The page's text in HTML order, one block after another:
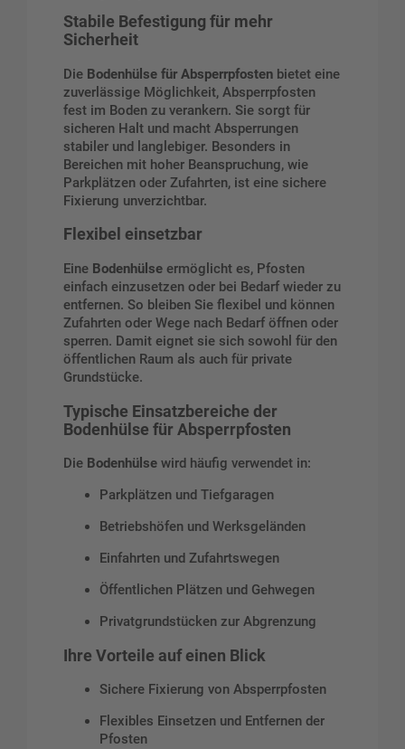
Stabile Befestigung für mehr
Sicherheit
Die Bodenhülse für Absperrpfosten bietet eine
zuverlässige Möglichkeit, Absperrpfosten
fest im Boden zu verankern. Sie sorgt für
sicheren Halt und macht Absperrungen
stabiler und langlebiger. Besonders in
Bereichen mit hoher Beanspruchung, wie
Parkplätzen oder Zufahrten, ist eine sichere
Fixierung unverzichtbar.
Flexibel einsetzbar
Eine Bodenhülse ermöglicht es, Pfosten
einfach einzusetzen oder bei Bedarf wieder zu
entfernen. So bleiben Sie flexibel und können
Zufahrten oder Wege nach Bedarf öffnen oder
sperren. Damit eignet sie sich sowohl für den
öffentlichen Raum als auch für private
Grundstücke.
Typische Einsatzbereiche der
Bodenhülse für Absperrpfosten
Die Bodenhülse wird häufig verwendet in:
Parkplätzen und Tiefgaragen
Betriebshöfen und Werksgeländen
Einfahrten und Zufahrtswegen
Öffentlichen Plätzen und Gehwegen
Privatgrundstücken zur Abgrenzung
Ihre Vorteile auf einen Blick
Sichere Fixierung von Absperrpfosten
Flexibles Einsetzen und Entfernen der
Pfosten